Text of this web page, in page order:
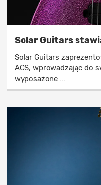
Solar Guitars
Solar Guitars
ACS, wprowadzając do
wyposażone ...